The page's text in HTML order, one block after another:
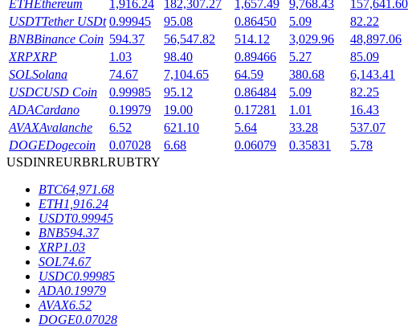
Launchpool
ETHEthereum 1,916.24 182,307.27 1,657.49 9,768.43 157,641.60
USDTTether USDt 0.99945 95.08 0.86450 5.09 82.22
BNBBinance Coin 594.37 56,547.82 514.12 3,029.96 48,897.06
XRPXRP 1.03 98.40 0.89466 5.27 85.09
SOLSolana 74.67 7,104.65 64.59 380.68 6,143.41
USDCUSD Coin 0.99985 95.12 0.86484 5.09 82.25
ADACardano 0.19979 19.00 0.17281 1.01 16.43
AVAXAvalanche 6.52 621.10 5.64 33.28 537.07
DOGEDogecoin 0.07028 6.68 0.06079 0.35831 5.78
USDINREURBRLRUBTRY
BTC64,971.68
ETH1,916.24
USDT0.99945
BNB594.37
XRP1.03
SOL74.67
USDC0.99985
ADA0.19979
AVAX6.52
DOGE0.07028